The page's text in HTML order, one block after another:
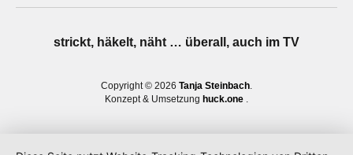
strickt, häkelt, näht … überall, auch im TV
Copyright © 2026 Tanja Steinbach
Konzept & Umsetzung huck.one